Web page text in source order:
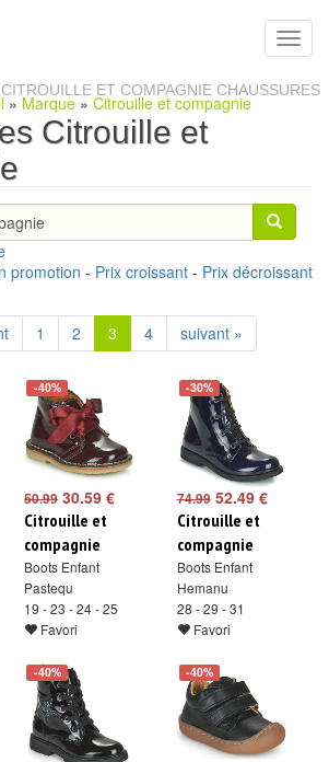
CITROUILLE ET COMPAGNIE CHAUSSURES
» Marque » Citrouille et compagnie
Citrouille et
promotion - Prix croissant - Prix décroissant
1 2 3 4 suivant »
-40%
50.9930.59 €
Citrouille et
compagnie
Boots Enfant
Pastequ
19 - 23 - 24 - 25
Favori
-30%
74.9952.49 €
Citrouille et
compagnie
Boots Enfant
Hemanu
28 - 29 - 31
Favori
-40% -40%